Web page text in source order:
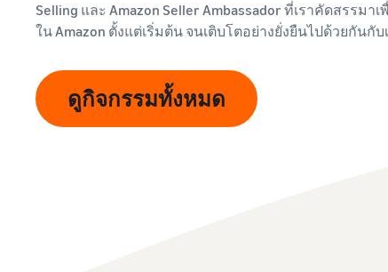
Selling และ Amazon Seller Ambassador ที่เราคัดสรรมา
ใน Amazon ตั้งแต่เริ่มต้น จนเติบโตอย่างยั่งยืนไปด้วยกันกับ
ดูกิจกรรมทั้งหมด